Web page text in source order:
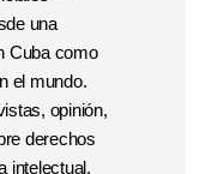
una
Cuba como
el mundo.
opinión,
derechos
intelectual,